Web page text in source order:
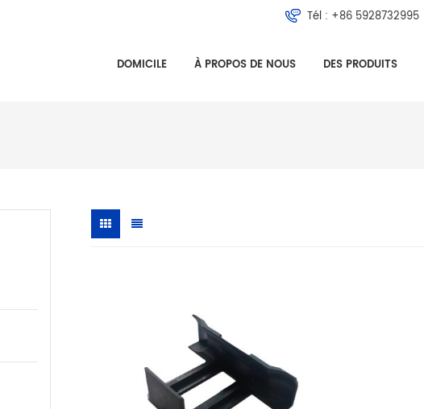
Tél : +86 5928732995
DOMICILE À PROPOS DE NOUS DES PRODUITS